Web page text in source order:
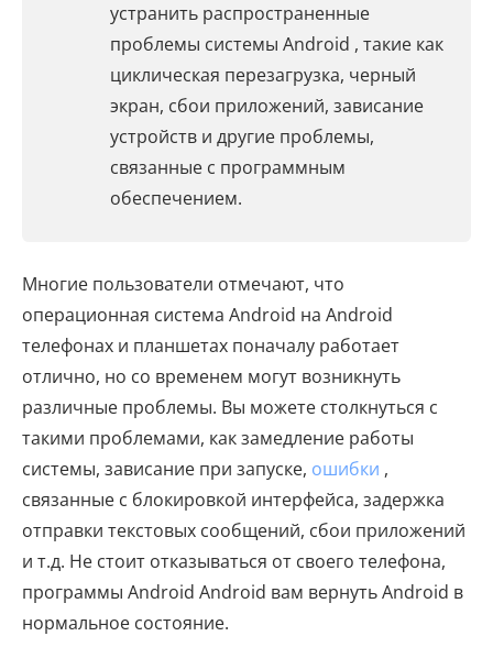
устранить распространенные
проблемы системы Android , такие как
циклическая перезагрузка, черный
экран, сбои приложений, зависание
устройств и другие проблемы,
связанные с программным
обеспечением.
Многие пользователи отмечают, что
операционная система Android на Android
телефонах и планшетах поначалу работает
отлично, но со временем могут возникнуть
различные проблемы. Вы можете столкнуться с
такими проблемами, как замедление работы
системы, зависание при запуске, ошибки ,
связанные с блокировкой интерфейса, задержка
отправки текстовых сообщений, сбои приложений
и т.д. Не стоит отказываться от своего телефона,
программы Android Android вам вернуть Android в
нормальное состояние.